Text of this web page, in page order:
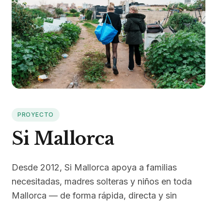
PROYECTO
Si Mallorca
Desde 2012, Si Mallorca apoya a familias
necesitadas, madres solteras y niños en toda
Mallorca — de forma rápida, directa y sin